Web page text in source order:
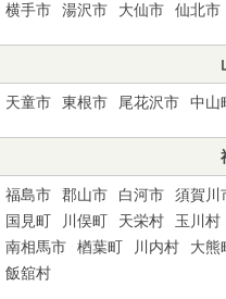
横手市 湯沢市 大仙市 仙北市
天童市 東根市 尾花沢市 中山
福島市 郡山市 白河市 須賀川
国見町
川俣町 天栄村 玉川村
南相馬市
楢葉町 川内村 大熊
飯舘村